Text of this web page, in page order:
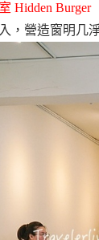
Hidden Burger
，營造窗明几